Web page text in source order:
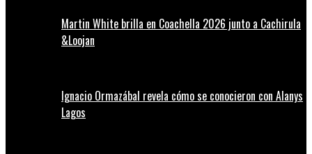
Martin White brilla en Coachella 2026 junto a Cachirula
&Loojan
Ignacio Ormazábal revela cómo se conocieron con Alanys
Lagos